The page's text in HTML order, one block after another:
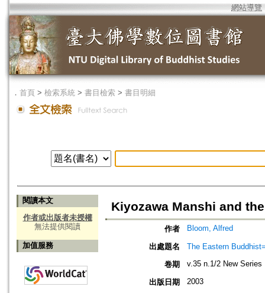
網站導覽
． 首頁 > 檢索系統 > 書目檢索 > 書目明細
閱讀本文
作者或出版者未授權
無法提供閱讀
加值服務
Kiyozawa Manshi and
作者 Bloom, Alfred
出處題名
The Eastern
卷期
v.35 n.1/2 New Series
出版日期 2003